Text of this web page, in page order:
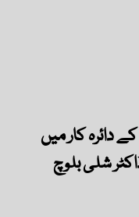
دائرہ کار میں
شلی بلوچ